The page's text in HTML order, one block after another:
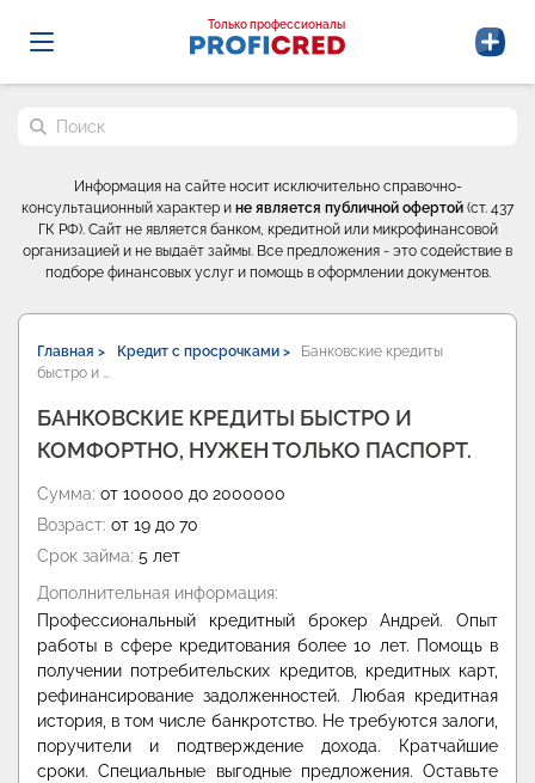
Probrokery - Только профессионалы
Только профессионалы
Поиск по сайту
Информация на сайте носит исключительно справочно-
консультационный характер и не является публичной офертой (ст. 437
ГК РФ). Сайт не является банком, кредитной или микрофинансовой
организацией и не выдаёт займы. Все предложения - это содействие в
подборе финансовых услуг и помощь в оформлении документов.
Главная > Кредит с просрочками >
Банковские кредиты
быстро и …
БАНКОВСКИЕ КРЕДИТЫ БЫСТРО И
КОМФОРТНО, НУЖЕН ТОЛЬКО ПАСПОРТ.
Сумма: от 100000 до 2000000
Возраст: от 19 до 70
Срок займа: 5 лет
Дополнительная информация:
Профессиональный кредитный брокер Андрей. Опыт
работы в сфере кредитования более 10 лет. Помощь в
получении потребительских кредитов, кредитных карт,
рефинансирование задолженностей. Любая кредитная
история, в том числе банкротство. Не требуются залоги,
поручители и подтверждение дохода. Кратчайшие
сроки. Специальные выгодные предложения. Оставьте